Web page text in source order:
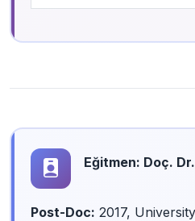
Eğitmen: Doç.
Post-Doc: 2017,